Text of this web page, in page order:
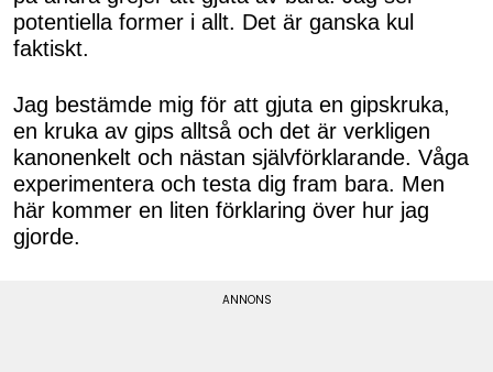
potentiella former i allt. Det är ganska kul
faktiskt.
Jag bestämde mig för att gjuta en gipskruka,
en kruka av gips alltså och det är verkligen
kanonenkelt och nästan självförklarande. Våga
experimentera och testa dig fram bara. Men
här kommer en liten förklaring över hur jag
gjorde.